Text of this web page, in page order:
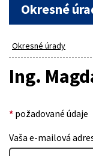
Okresné
Okresné úrady
Ing.
* požadované údaje
Vaša e-mailová